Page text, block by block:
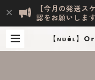
【今月の発送ス
認をお願いしま
【ɴᴜéʟ】